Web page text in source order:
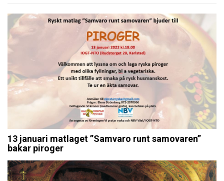
13 januari matlaget ”Samvaro runt samovaren”
bakar piroger